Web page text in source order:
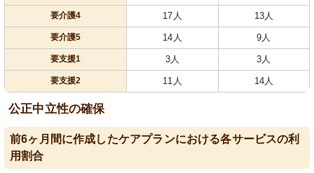
要介護4 17人 13人
要介護5 14人 9人
要支援1 3人 3人
要支援2 11人 14人
公正中立性の確保
前6ヶ月間に作成したケアプランにおける各サービスの利
用割合